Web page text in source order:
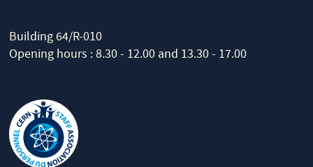
Building 64/R-010
Opening hours : 8.30 - 12.00 and 13.30 - 17.00